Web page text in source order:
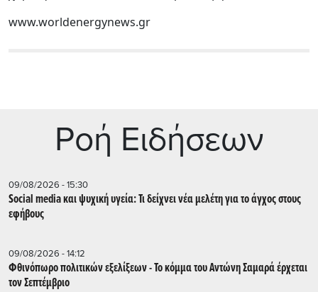
www.worldenergynews.gr
Ρoή Ειδήσεων
09/08/2026 - 15:30
Social media και ψυχική υγεία: Τι δείχνει νέα μελέτη για το άγχος στους
εφήβους
09/08/2026 - 14:12
Φθινόπωρο πολιτικών εξελίξεων - Το κόμμα του Αντώνη Σαμαρά έρχεται
τον Σεπτέμβριο